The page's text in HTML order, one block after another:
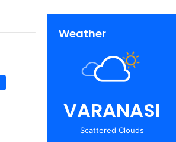
Weather
VARANASI
Scattered Clouds